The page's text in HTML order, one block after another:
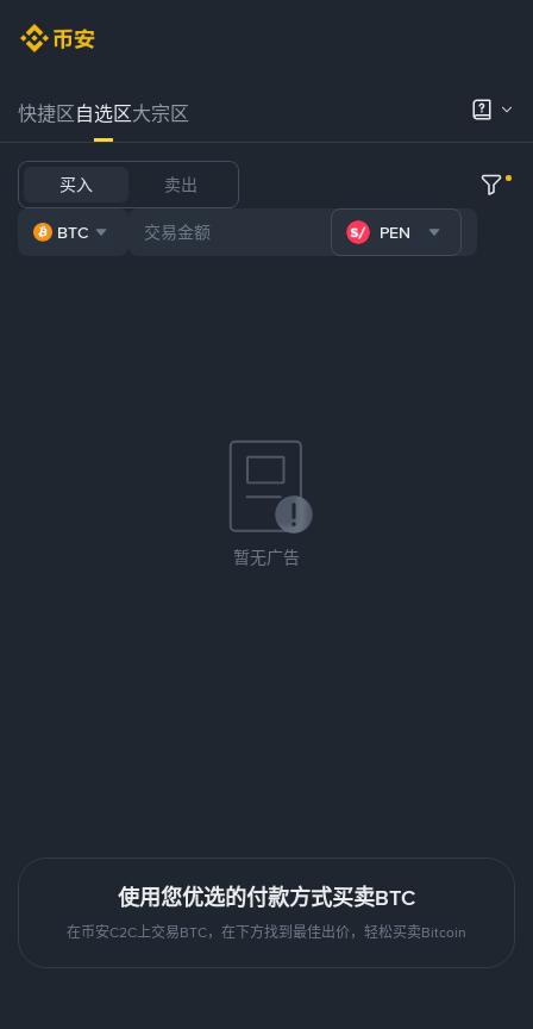
快捷区自选区大宗区
买入 卖出
BTC PEN
暂无广告
使用您优选的付款方式买卖BTC
在币安C2C上交易BTC，在下方找到最佳出价，轻松买卖Bitcoin